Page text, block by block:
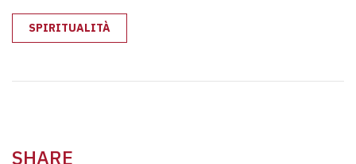
SPIRITUALITÀ
SHARE